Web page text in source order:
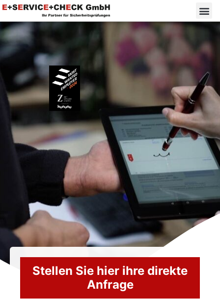
Stellen Sie hier ihre direkte
Anfrage